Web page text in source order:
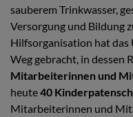
sauberem Trinkwasser,
Versorgung und Bildung
Hilfsorganisation hat das
Weg gebracht, in dessen
Mitarbeiterinnen und
heute40
Mitarbeiterinnen und